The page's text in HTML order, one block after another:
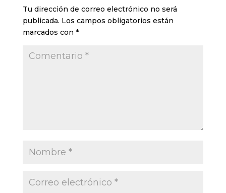
Tu dirección de correo electrónico no será
publicada. Los campos obligatorios están
marcados con *